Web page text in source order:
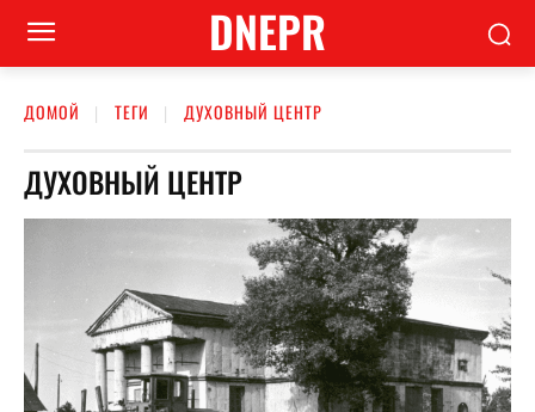
DNEPR
ДОМОЙ ТЕГИ ДУХОВНЫЙ ЦЕНТР
ДУХОВНЫЙ ЦЕНТР